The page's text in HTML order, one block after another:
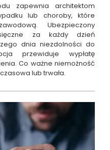
zapewnia architektom
lub choroby, które
Ubezpieczony
za każdy dzień
dnia niezdolności do
przewiduje wypłatę
Co ważne niemożność
lub trwała.